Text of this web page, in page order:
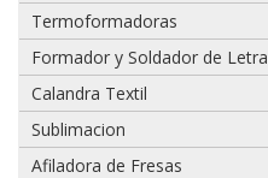
Adjuntar
imagen
de
factura,
guía
o
boleta:
Termoformadoras
Formador y Soldador de Letra
Calandra Textil
Sublimacion
Afiladora de Fresas